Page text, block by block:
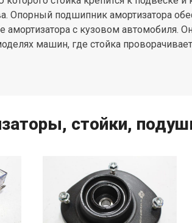
Опорный подшипник амортизатора
амортизатора с кузовом автомобиля.
машин, где стойка
стойки,